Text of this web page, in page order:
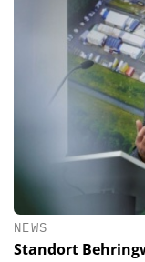
NEWS
Standort